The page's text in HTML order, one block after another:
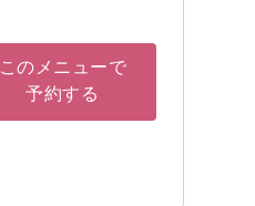
このメニューで
予約する